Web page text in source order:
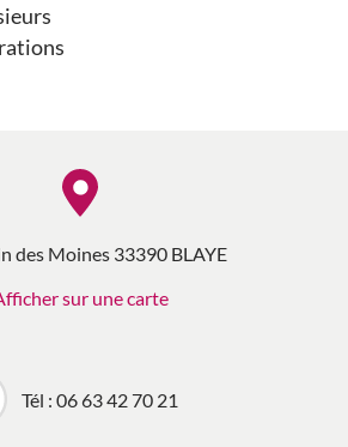
des Moines 33390 BLAYE
sur une carte
Tél : 06 63 42 70 21